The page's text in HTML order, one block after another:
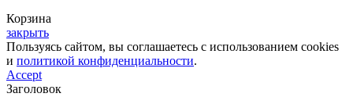
Корзина
закрыть
Пользуясь сайтом, вы соглашаетесь с использованием cookies
и политикой конфиденциальности.
Accept
Заголовок